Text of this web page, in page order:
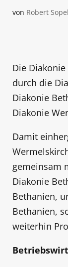
von Robert
Die Diakonie
durch die
Diakonie
Diakonie
Damit
gemeinsam
Diakonie
Bethanien,
Bethanien,
weiterhin